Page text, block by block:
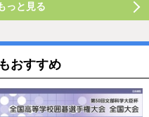
っと見る
おすすめ